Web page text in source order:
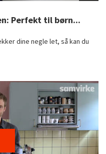
Perfekt til børn...
dine negle let, så kan du